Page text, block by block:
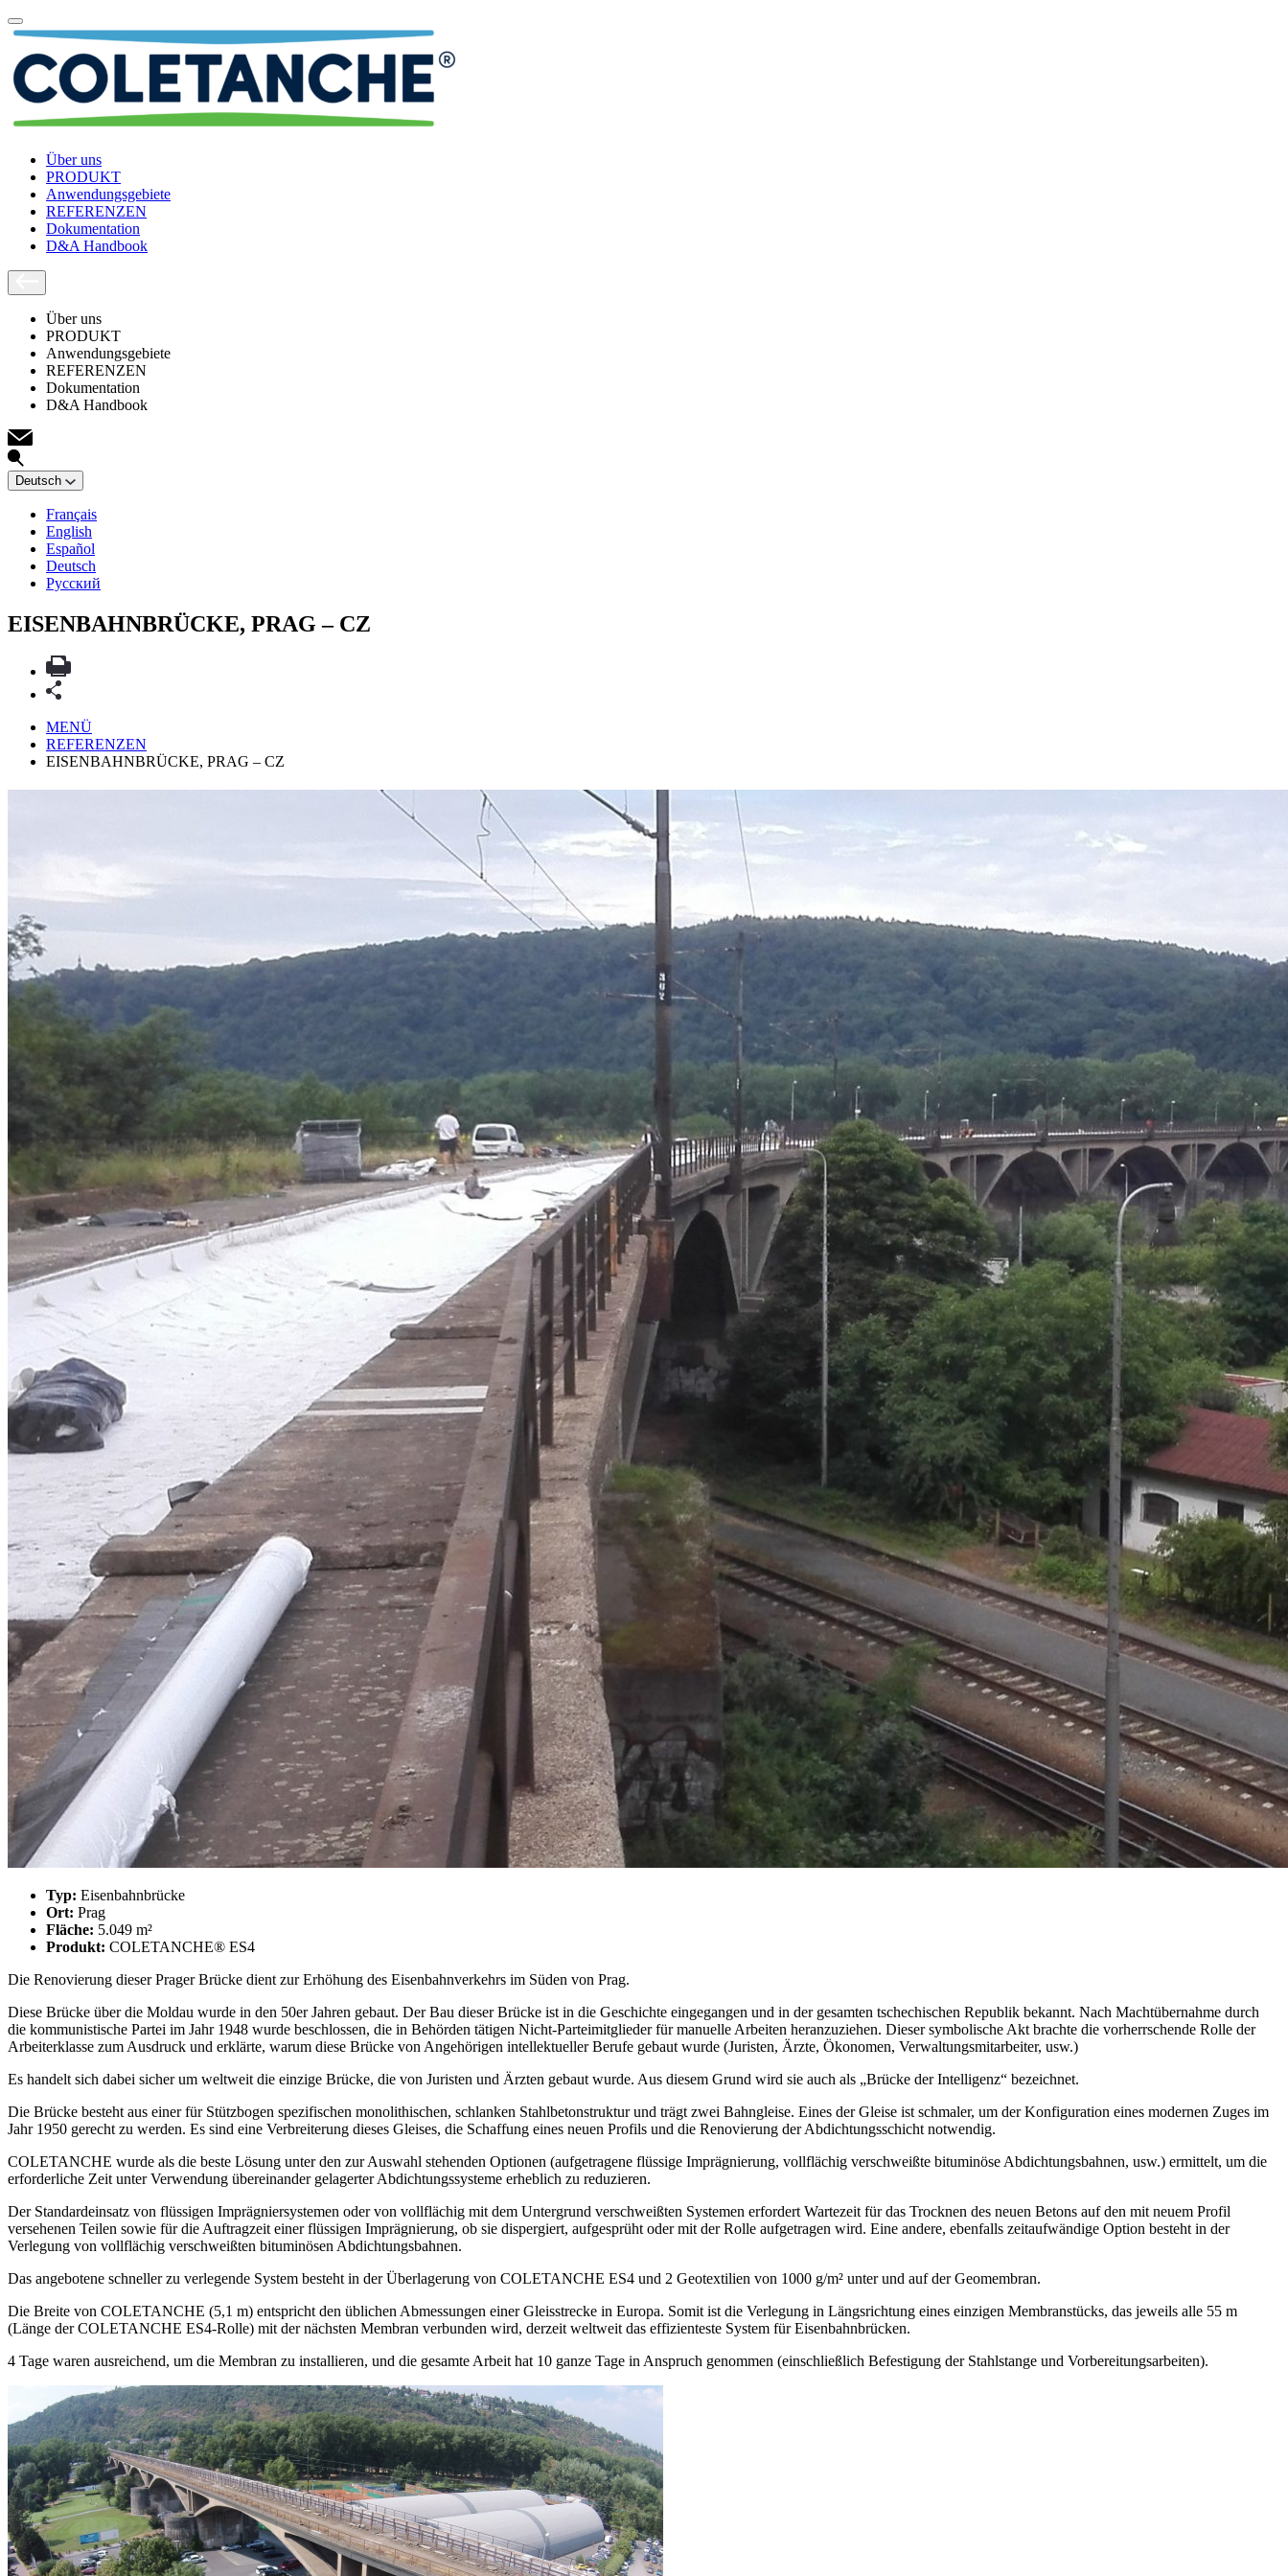
Über uns
PRODUKT
Anwendungsgebiete
REFERENZEN
Dokumentation
D&A Handbook
Über uns
PRODUKT
Anwendungsgebiete
REFERENZEN
Dokumentation
D&A Handbook
Deutsch
Français
English
Español
Deutsch
Русский
EISENBAHNBRÜCKE, PRAG – CZ
MENÜ
REFERENZEN
EISENBAHNBRÜCKE, PRAG – CZ
Typ: Eisenbahnbrücke
Ort: Prag
Fläche: 5.049 m²
Produkt: COLETANCHE® ES4
Die Renovierung dieser Prager Brücke dient zur Erhöhung des Eisenbahnverkehrs im Süden von Prag.
Diese Brücke über die Moldau wurde in den 50er Jahren gebaut. Der Bau dieser Brücke ist in die Geschichte eingegangen und in der gesamten tschechischen Republik bekannt. Nach Machtübernahme durch
die kommunistische Partei im Jahr 1948 wurde beschlossen, die in Behörden tätigen Nicht-Parteimitglieder für manuelle Arbeiten heranzuziehen. Dieser symbolische Akt brachte die vorherrschende Rolle der
Arbeiterklasse zum Ausdruck und erklärte, warum diese Brücke von Angehörigen intellektueller Berufe gebaut wurde (Juristen, Ärzte, Ökonomen, Verwaltungsmitarbeiter, usw.)
Es handelt sich dabei sicher um weltweit die einzige Brücke, die von Juristen und Ärzten gebaut wurde. Aus diesem Grund wird sie auch als „Brücke der Intelligenz“ bezeichnet.
Die Brücke besteht aus einer für Stützbogen spezifischen monolithischen, schlanken Stahlbetonstruktur und trägt zwei Bahngleise. Eines der Gleise ist schmaler, um der Konfiguration eines modernen Zuges im
Jahr 1950 gerecht zu werden. Es sind eine Verbreiterung dieses Gleises, die Schaffung eines neuen Profils und die Renovierung der Abdichtungsschicht notwendig.
COLETANCHE wurde als die beste Lösung unter den zur Auswahl stehenden Optionen (aufgetragene flüssige Imprägnierung, vollflächig verschweißte bituminöse Abdichtungsbahnen, usw.) ermittelt, um die
erforderliche Zeit unter Verwendung übereinander gelagerter Abdichtungssysteme erheblich zu reduzieren.
Der Standardeinsatz von flüssigen Imprägniersystemen oder von vollflächig mit dem Untergrund verschweißten Systemen erfordert Wartezeit für das Trocknen des neuen Betons auf den mit neuem Profil
versehenen Teilen sowie für die Auftragzeit einer flüssigen Imprägnierung, ob sie dispergiert, aufgesprüht oder mit der Rolle aufgetragen wird. Eine andere, ebenfalls zeitaufwändige Option besteht in der
Verlegung von vollflächig verschweißten bituminösen Abdichtungsbahnen.
Das angebotene schneller zu verlegende System besteht in der Überlagerung von COLETANCHE ES4 und 2 Geotextilien von 1000 g/m² unter und auf der Geomembran.
Die Breite von COLETANCHE (5,1 m) entspricht den üblichen Abmessungen einer Gleisstrecke in Europa. Somit ist die Verlegung in Längsrichtung eines einzigen Membranstücks, das jeweils alle 55 m
(Länge der COLETANCHE ES4-Rolle) mit der nächsten Membran verbunden wird, derzeit weltweit das effizienteste System für Eisenbahnbrücken.
4 Tage waren ausreichend, um die Membran zu installieren, und die gesamte Arbeit hat 10 ganze Tage in Anspruch genommen (einschließlich Befestigung der Stahlstange und Vorbereitungsarbeiten).